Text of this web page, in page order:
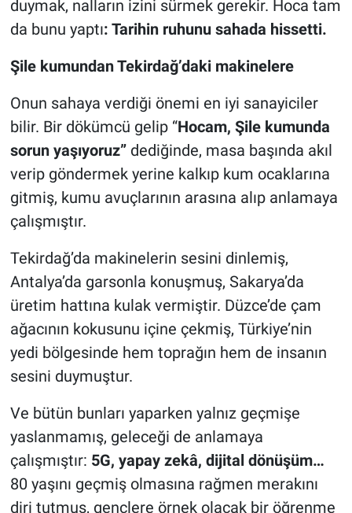
duymak, nalların izini sürmek gerekir. Hoca tam
da bunu yaptı: Tarihin ruhunu sahada hissetti.
Şile kumundan Tekirdağ’daki makinelere
Onun sahaya verdiği önemi en iyi sanayiciler
bilir. Bir dökümcü gelip “Hocam, Şile kumunda
sorun yaşıyoruz”dediğinde, masa başında akıl
verip göndermek yerine kalkıp kum ocaklarına
gitmiş, kumu avuçlarının arasına alıp anlamaya
çalışmıştır.
Tekirdağ’da makinelerin sesini dinlemiş,
Antalya’da garsonla konuşmuş, Sakarya’da
üretim hattına kulak vermiştir. Düzce’de çam
ağacının kokusunu içine çekmiş, Türkiye’nin
yedi bölgesinde hem toprağın hem de insanın
sesini duymuştur.
Ve bütün bunları yaparken yalnız geçmişe
yaslanmamış, geleceği de anlamaya
çalışmıştır: 5G, yapay zekâ, dijital dönüşüm…
80 yaşını geçmiş olmasına rağmen merakını
diri tutmuş, gençlere örnek olacak bir öğrenme